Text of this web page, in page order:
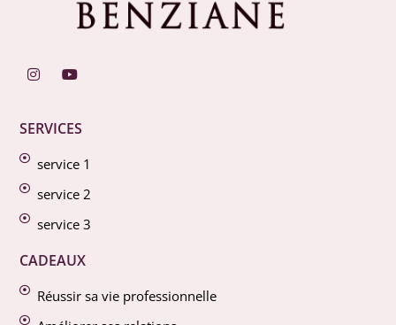
SERVICES
service 1
service 2
service 3
CADEAUX
Réussir sa vie professionnelle